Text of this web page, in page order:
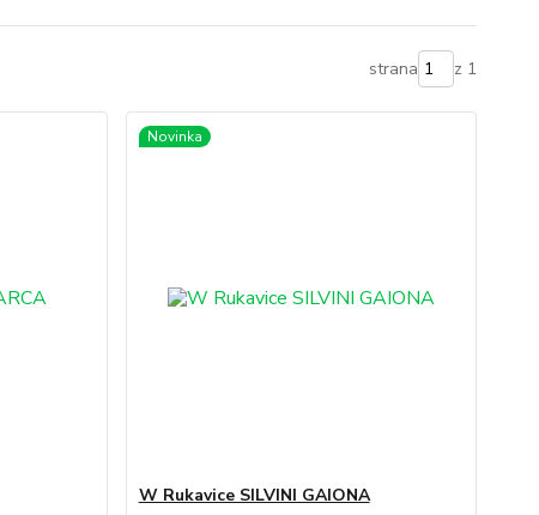
strana z 1
Novinka
W Rukavice SILVINI GAIONA